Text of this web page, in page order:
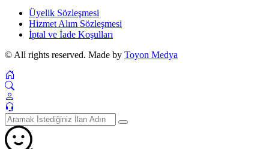
Üyelik Sözleşmesi
Hizmet Alım Sözleşmesi
İptal ve İade Koşulları
© All rights reserved. Made by Toyon Medya